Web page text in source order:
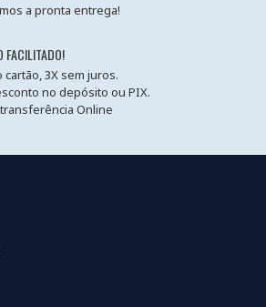
a pronta entrega!
FACILITADO!
cartão, 3X sem juros.
no depósito ou PIX.
Online